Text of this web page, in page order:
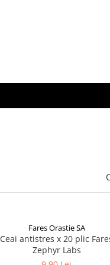
Fares Orastie SA
Ceai antistres x 20 plic
Zephyr Labs